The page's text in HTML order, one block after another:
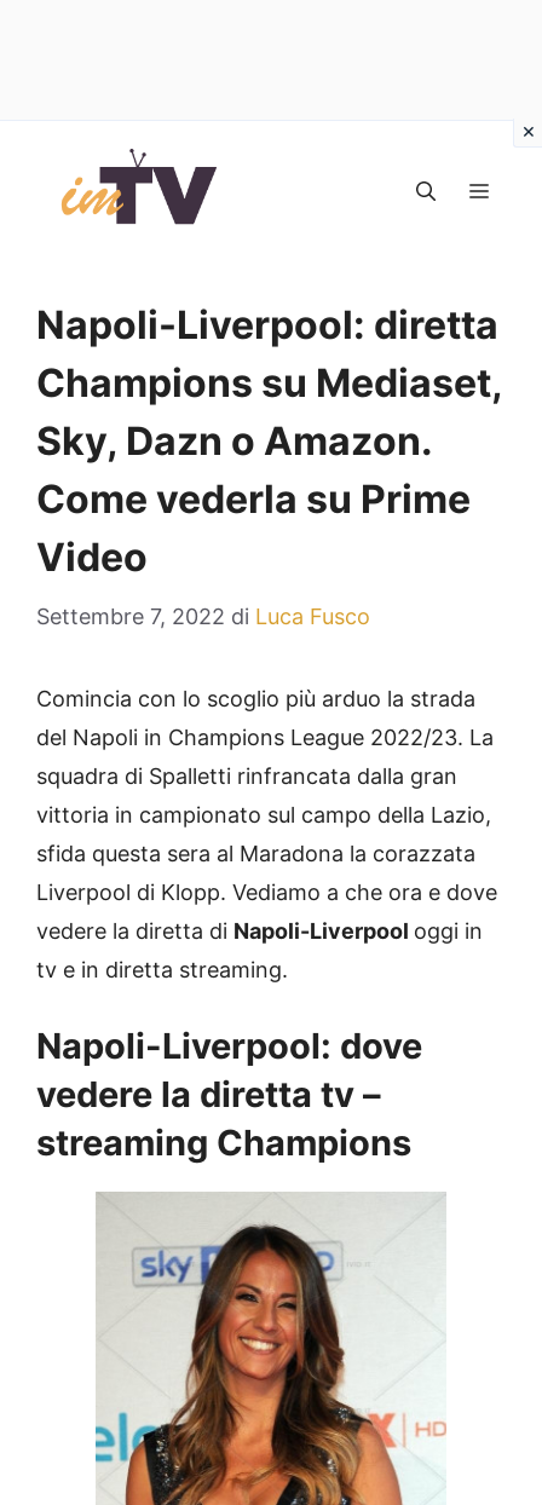
contenuto
Napoli-Liverpool: diretta
Champions su Mediaset,
Sky, Dazn o Amazon.
Come vederla su Prime
Video
Settembre 7, 2022 di Luca Fusco
Comincia con lo scoglio più arduo la strada
del Napoli in Champions League 2022/23. La
squadra di Spalletti rinfrancata dalla gran
vittoria in campionato sul campo della Lazio,
sfida questa sera al Maradona la corazzata
Liverpool di Klopp. Vediamo a che ora e dove
vedere la diretta di Napoli-Liverpool oggi in
tv e in diretta streaming.
Napoli-Liverpool: dove
vedere la diretta tv –
streaming Champions